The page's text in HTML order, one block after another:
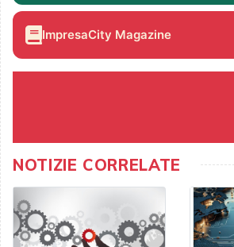
ImpresaCity Magazine
NOTIZIE CORRELATE